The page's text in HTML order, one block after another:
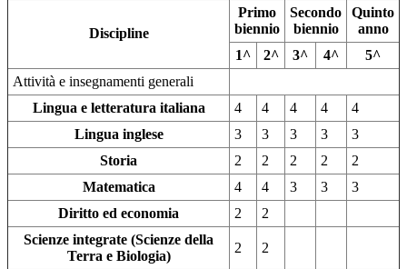
Discipline
Primo
biennio
Secondo
biennio
Quinto
anno
1^
2^ 3^ 4^
5^
Attività e insegnamenti generali
Lingua e letteratura italiana
4 4 4 4
4
Lingua inglese
3 3 3 3
3
Storia
2 2 2 2
2
Matematica
4 4 3 3
3
Diritto ed economia
2
2
Scienze integrate (Scienze della
Terra e Biologia)
2 2